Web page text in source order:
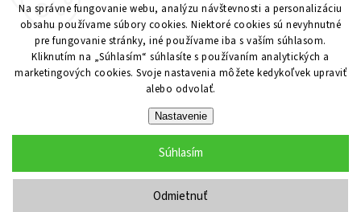
Na správne fungovanie webu, analýzu návštevnosti a personalizáciu
obsahu používame súbory cookies. Niektoré cookies sú nevyhnutné
pre fungovanie stránky, iné používame iba s vaším súhlasom.
Kliknutím na „Súhlasím“ súhlasíte s používaním analytických a
marketingových cookies. Svoje nastavenia môžete kedykoľvek upraviť
alebo odvolať.
Nastavenie
Odmietnuť
Súhlasím
Upraviť nastavenie cookies
Grafický návrh vytvořil a nakódoval